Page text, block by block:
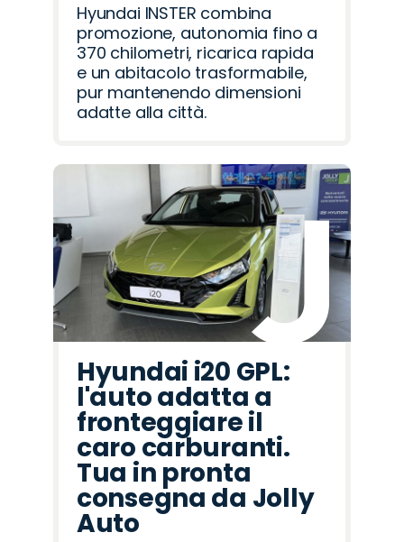
Hyundai INSTER combina
promozione, autonomia fino a
370 chilometri, ricarica rapida
e un abitacolo trasformabile,
pur mantenendo dimensioni
adatte alla città.
Hyundai i20 GPL:
l'auto adatta a
fronteggiare il
caro carburanti.
Tua in pronta
consegna da Jolly
Auto